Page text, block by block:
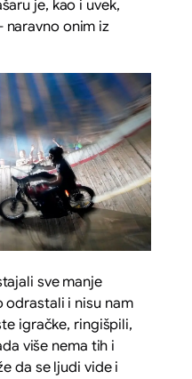
je, kao i uvek,
naravno onim iz
sve manje
odrastali i nisu nam
igračke, ringišpili,
više nema tih i
da se ljudi vide i